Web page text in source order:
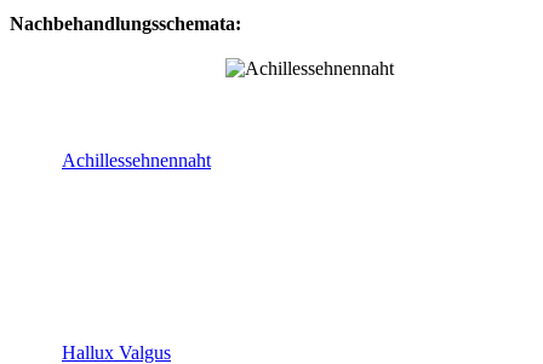
Nachbehandlungsschemata:
Achillessehnennaht
Hallux Valgus